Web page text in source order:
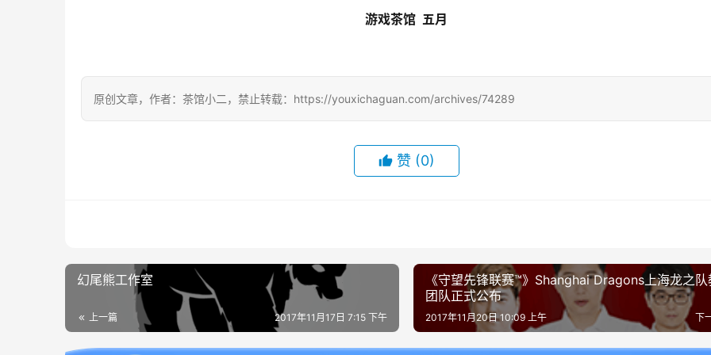
游戏茶馆  五月
原创文章，作者：茶馆小二，禁止转载：https://youxichaguan.com/archives/74289
赞 (0)
幻尾熊工作室
上一篇 2017年11月17日 7:15 下午
《守望先锋联赛™》Shanghai Dragons上海龙之队
团队正式公布
下
2017年11月20日 10:09 上午